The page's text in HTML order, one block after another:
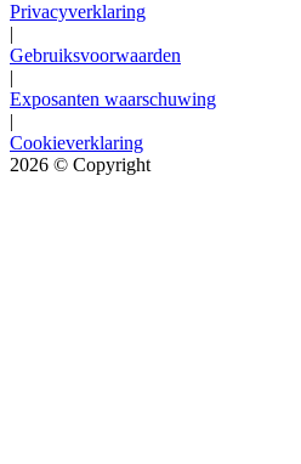
Privacyverklaring
|
Gebruiksvoorwaarden
|
Exposanten waarschuwing
|
Cookieverklaring
2026 © Copyright